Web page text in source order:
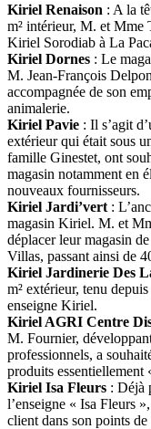
Kiriel Renaison : A la
m² intérieur, M. et Mme
Kiriel Sorodiab à La
Kiriel Dornes : Le
M. Jean-François
accompagnée de son
animalerie.
Kiriel Pavie : Il s’agit
extérieur qui était sous
famille Ginestet, ont
magasin notamment en
nouveaux fournisseurs.
Kiriel Jardi’vert :
magasin Kiriel. M. et
déplacer leur magasin
Villas, passant ainsi de
Kiriel Jardinerie Des
m² extérieur, tenu
enseigne Kiriel.
Kiriel AGRI Centre
M. Fournier,
professionnels, a
produits
Kiriel Isa Fleurs : Déjà
l’enseigne « Isa Fleurs
client dans son points